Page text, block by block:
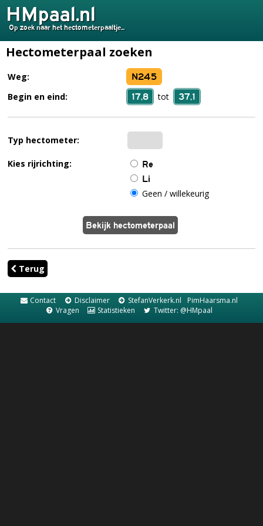
HMpaal.nl
Op zoek naar het hectometerpaaltje...
Hectometerpaal zoeken
Weg: N245
Begin en eind: 17,8 tot 37,1
Typ hectometer:
Kies rijrichting:
Re
Li
Geen / willekeurig
Terug
Contact Disclaimer StefanVerkerk.nl
PimHaarsma.nl
Vragen
Statistieken Twitter: @HMpaal